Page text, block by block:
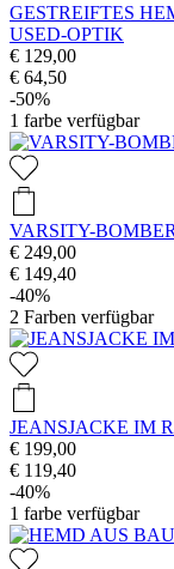
GESTREIFTES
USED-OPTIK
€ 129,00
€ 64,50
-50%
1 farbe verfügbar
VARSITY-
€ 249,00
€ 149,40
-40%
2 Farben verfügbar
JEANSJACKE IM
€ 199,00
€ 119,40
-40%
1 farbe verfügbar